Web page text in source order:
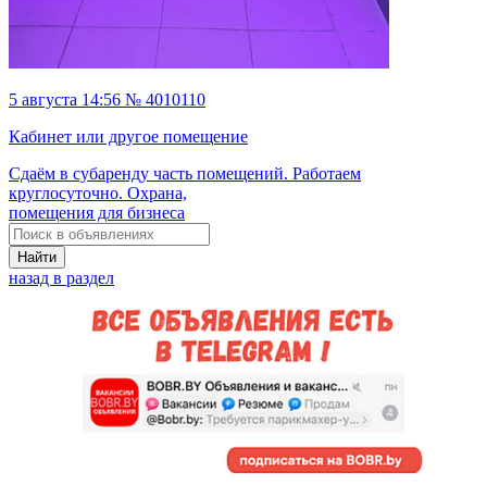
5 августа 14:56 № 4010110
Кабинет или другое помещение
Сдаём в субаренду часть помещений. Работаем
круглосуточно. Охрана,
помещения для бизнеса
Найти
назад в раздел